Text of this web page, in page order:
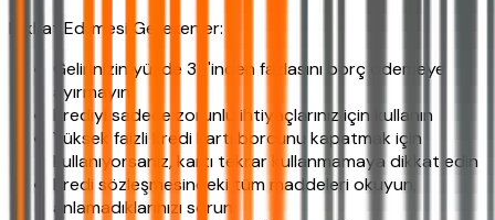
Dikkat Edilmesi Gerekenler:
Gelirinizin yüzde 35'inden fazlasını borç ödemeye
ayırmayın
Krediyi sadece zorunlu ihtiyaçlarınız için kullanın
Yüksek faizli kredi kartı borcunu kapatmak için
kullanıyorsanız, kartı tekrar kullanmamaya dikkat edin
Kredi sözleşmesindeki tüm maddeleri okuyun,
anlamadıklarınızı sorun